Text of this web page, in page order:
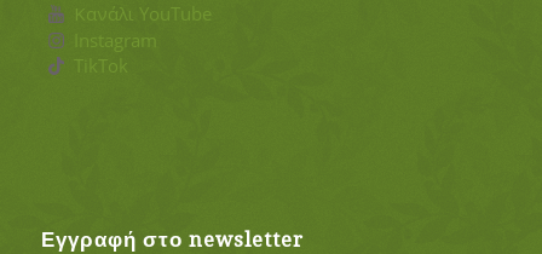
Κανάλι YouTube
Instagram
TikTok
Εγγραφή στο newsletter